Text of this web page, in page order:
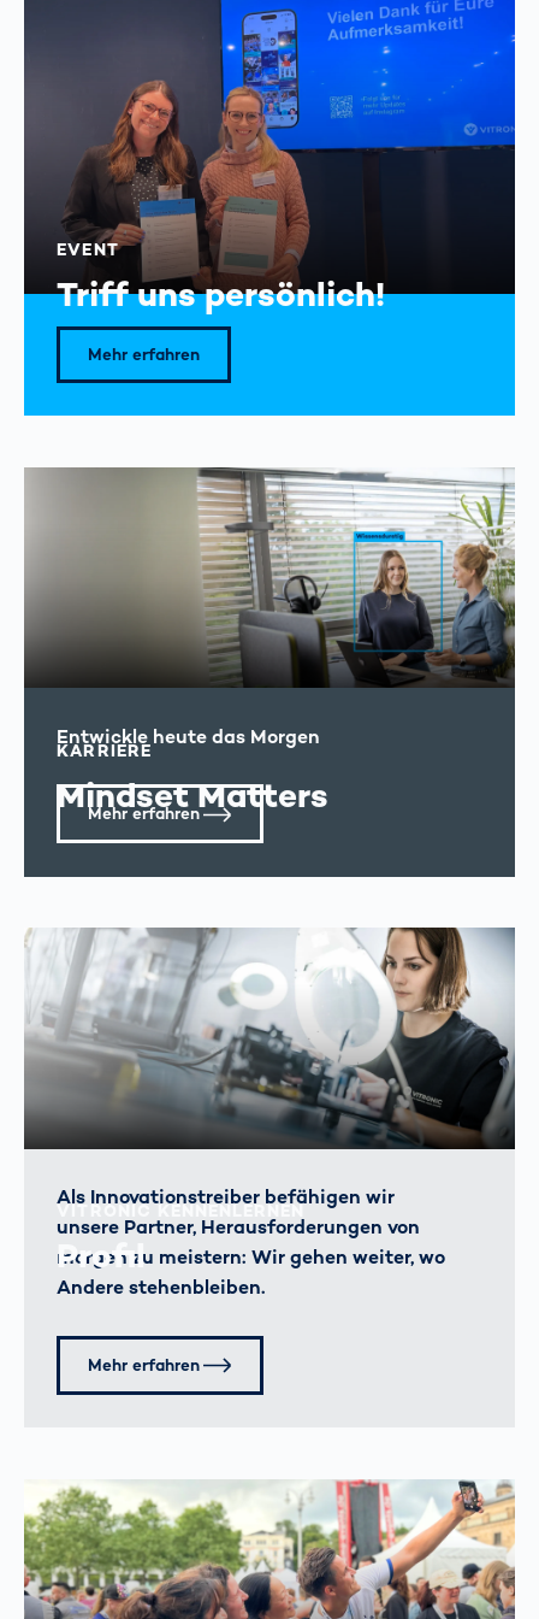
EVENT
Triff uns persönlich!
Mehr erfahren
KARRIERE
Mindset Matters
Entwickle heute das Morgen
Mehr erfahren
Profil
Als Innovationstreiber befähigen wir
unsere Partner, Herausforderungen von
morgen zu meistern: Wir gehen weiter, wo
Andere stehenbleiben.
Mehr erfahren